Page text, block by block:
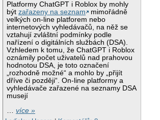
Platformy ChatGPT i Roblox by mohly
býtzařazeny na seznam
mimořádně
velkých on-line platforem nebo
internetových vyhledávačů, na něž se
vztahují zvláštní podmínky podle
nařízení o digitálních službách (DSA).
Vzhledem k tomu, že ChatGPT i Roblox
oznámily počet uživatelů nad prahovou
hodnotou DSA, je toto označení
„rozhodně možné“ a mohlo by „přijít
dříve či později“. On-line platformy a
vyhledávače zařazené na seznamy DSA
musejí
…více »